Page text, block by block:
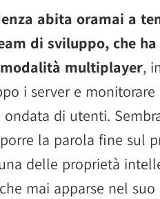
abita oramai a
di sviluppo, che
modalità multiplayer,
i server e
di utenti.
la parola fine sul
delle proprietà
mai apparse nel